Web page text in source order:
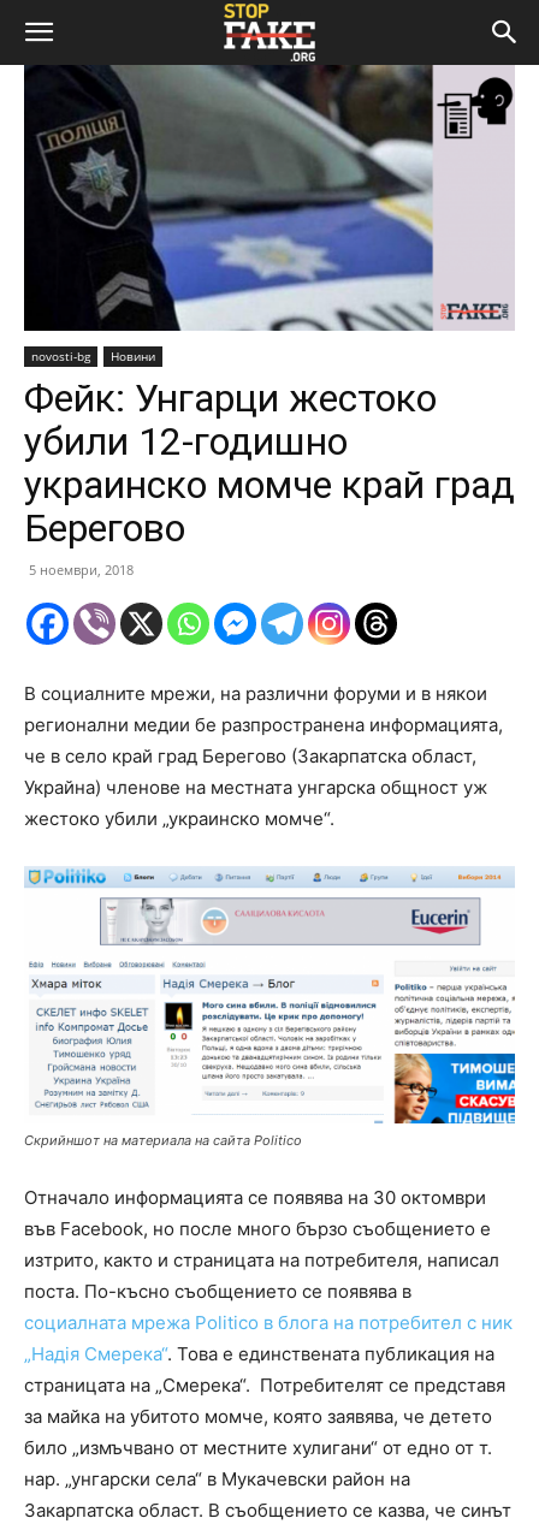
novosti-bg Новини
Фейк: Унгарци жестоко
убили 12-годишно
украинско момче край град
Берегово
5 ноември, 2018
В социалните мрежи, на различни форуми и в някои
регионални медии бе разпространена информацията,
че в село край град Берегово (Закарпатска област,
Украйна) членове на местната унгарска общност уж
жестоко убили „украинско момче“.
Скрийншот на материала на сайта Politico
Отначало информацията се появява на 30 октомври
във Facebook, но после много бързо съобщението е
изтрито, както и страницата на потребителя, написал
поста. По-късно съобщението се появява в
социалната мрежа Politico в блога на потребител с ник
„Надія Смерека“. Това е единствената публикация на
страницата на „Смерека“. Потребителят се представя
за майка на убитото момче, която заявява, че детето
било „измъчвано от местните хулигани“ от едно от т.
нар. „унгарски села“ в Мукачевски район на
Закарпатска област. В съобщението се казва, че синът